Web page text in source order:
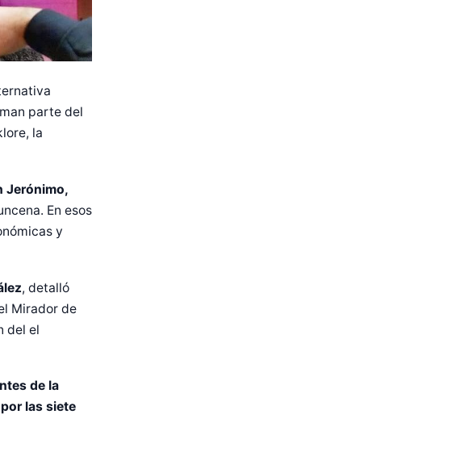
parte del
la
Jerónimo,
En esos
y
, detalló
Mirador de
del el
de la
las siete